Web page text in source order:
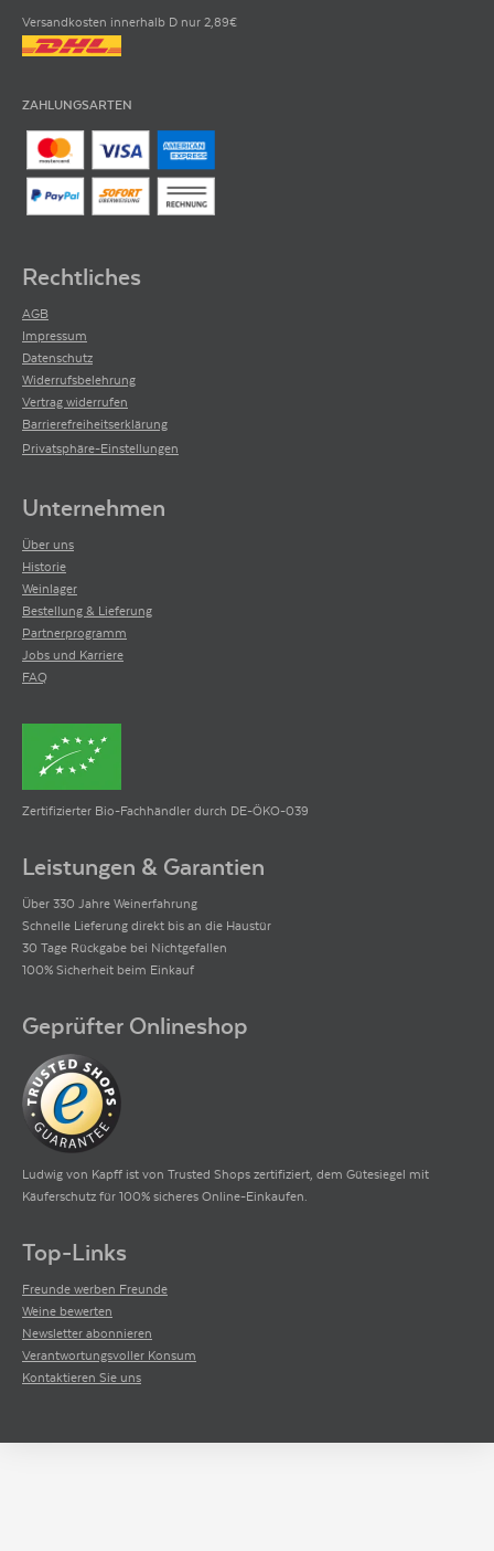
Versandkosten innerhalb D nur 2,89€
ZAHLUNGSARTEN
Rechtliches
AGB
Impressum
Datenschutz
Widerrufsbelehrung
Vertrag widerrufen
Barrierefreiheitserklärung
Privatsphäre-Einstellungen
Unternehmen
Über uns
Historie
Weinlager
Bestellung & Lieferung
Partnerprogramm
Jobs und Karriere
FAQ
Zertifizierter Bio-Fachhändler durch DE-ÖKO-039
Leistungen & Garantien
Über 330 Jahre Weinerfahrung
Schnelle Lieferung direkt bis an die Haustür
30 Tage Rückgabe bei Nichtgefallen
100% Sicherheit beim Einkauf
Geprüfter Onlineshop
Ludwig von Kapff ist von Trusted Shops zertifiziert, dem Gütesiegel mit
Käuferschutz für 100% sicheres Online-Einkaufen.
Top-Links
Freunde werben Freunde
Weine bewerten
Newsletter abonnieren
Verantwortungsvoller Konsum
Kontaktieren Sie uns